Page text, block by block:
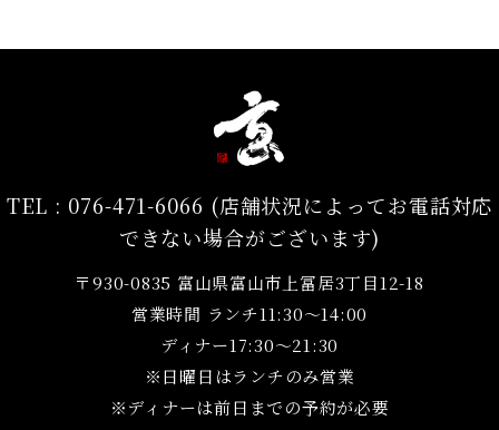
TEL : 076-471-6066 (店舗状況によってお電話対応
できない場合がございます)
〒930-0835 富山県富山市上冨居3丁目12-18
営業時間 ランチ11:30～14:00
ディナー17:30～21:30
※日曜日はランチのみ営業
※ディナーは前日までの予約が必要